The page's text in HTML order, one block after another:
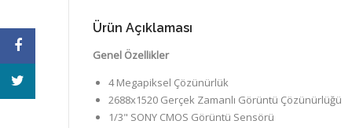
Ürün Açıklaması
Genel Özellikler
4 Megapiksel Çözünürlük
2688x1520 Gerçek Zamanlı Görüntü Çözünürlüğü
1/3" SONY CMOS Görüntü Sensörü